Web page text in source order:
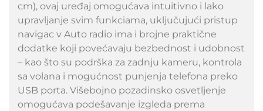
cm), ovaj uređaj omogućava intuitivno i lako
upravljanje svim funkciama, uključujući pristup
navigac v Auto radio ima i brojne praktične
dodatke koji povećavaju bezbednost i udobnost
– kao što su podrška za zadnju kameru, kontrola
sa volana i mogućnost punjenja telefona preko
USB porta. Višebojno pozadinsko osvetljenje
omogućava podešavanje izgleda prema